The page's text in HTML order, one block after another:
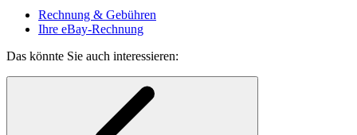
Rechnung & Gebühren
Ihre eBay-Rechnung
Das könnte Sie auch interessieren: